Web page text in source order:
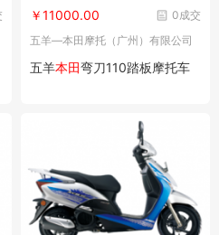
0成交
￥11000.00
五羊—本田摩托（广州）有限公司
五羊本田弯刀110踏板摩托车